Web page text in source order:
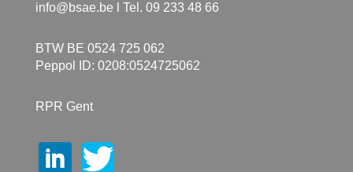
info@bsae.be l Tel. 09 233 48 66
BTW BE 0524 725 062
Peppol ID: 0208:0524725062
RPR Gent